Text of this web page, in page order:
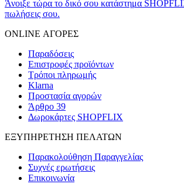
Άνοιξε τώρα το δικό σου κατάστημα
πωλήσεις σου.
ONLINE ΑΓΟΡΕΣ
Παραδόσεις
Επιστροφές προϊόντων
Τρόποι πληρωμής
Klarna
Προστασία αγορών
Άρθρο 39
Δωροκάρτες SHOPFLIX
ΕΞΥΠΗΡΕΤΗΣΗ ΠΕΛΑΤΩΝ
Παρακολούθηση Παραγγελίας
Συχνές ερωτήσεις
Επικοινωνία